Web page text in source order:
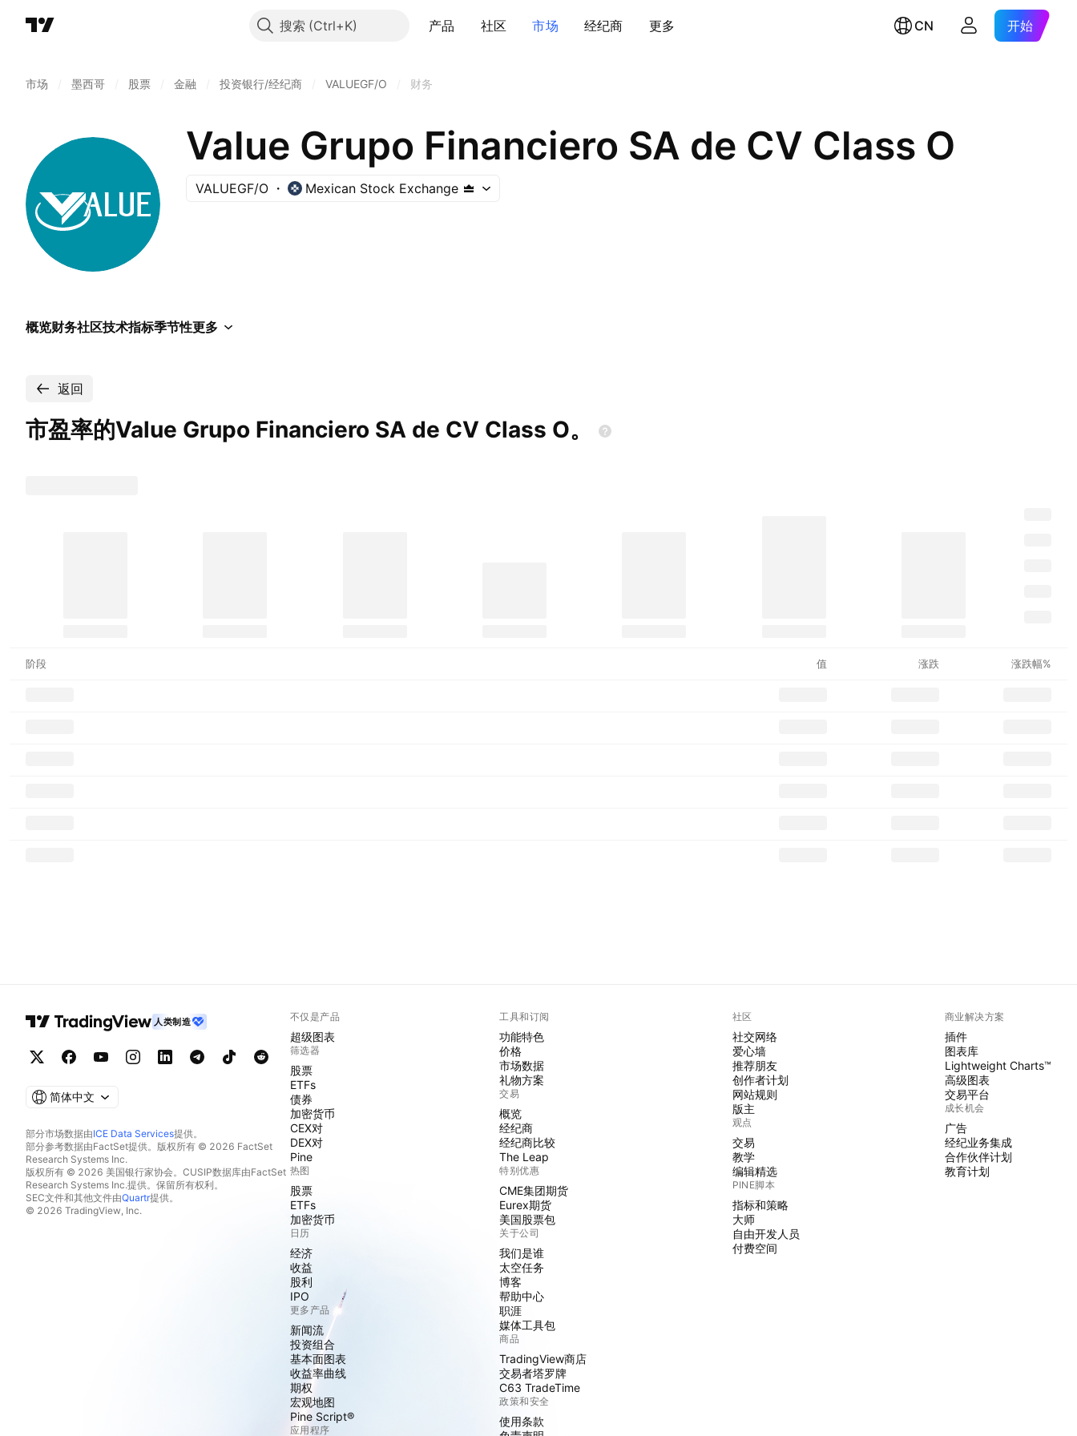
搜索 产品 社区 市场 经纪商 更多 CN 开始
市场 墨西哥 股票 金融 投资银行/经纪商 VALUEGF/O 财务
Value Grupo Financiero SA de CV Class O
VALUEGF/O Mexican Stock Exchange
概览财务社区技术指标季节性更多
返回
市盈率的Value Grupo Financiero SA de CV Class O。
阶段 值 涨跌 涨跌幅%
人类制造
简体中文
部分市场数据由ICE Data Services提供。
部分参考数据由FactSet提供。版权所有 © 2026 FactSet
Research Systems Inc.
版权所有 © 2026 美国银行家协会。CUSIP数据库由FactSet
Research Systems Inc.提供。保留所有权利。
SEC文件和其他文件由Quartr提供。
© 2026 TradingView, Inc.
不仅是产品
超级图表
筛选器
股票
ETFs
债券
加密货币
CEX对
DEX对
Pine
热图
股票
ETFs
加密货币
日历
经济
收益
股利
IPO
更多产品
新闻流
投资组合
基本面图表
收益率曲线
期权
宏观地图
Pine Script®
应用程序
工具和订阅
功能特色
价格
市场数据
礼物方案
交易
概览
经纪商
经纪商比较
The Leap
特别优惠
CME集团期货
Eurex期货
美国股票包
关于公司
我们是谁
太空任务
博客
帮助中心
职涯
媒体工具包
商品
TradingView商店
交易者塔罗牌
C63 TradeTime
政策和安全
使用条款
社区
社交网络
爱心墙
推荐朋友
创作者计划
网站规则
版主
观点
交易
教学
编辑精选
PINE脚本
指标和策略
大师
自由开发人员
付费空间
商业解决方案
插件
图表库
Lightweight Charts™
高级图表
交易平台
成长机会
广告
经纪业务集成
合作伙伴计划
教育计划